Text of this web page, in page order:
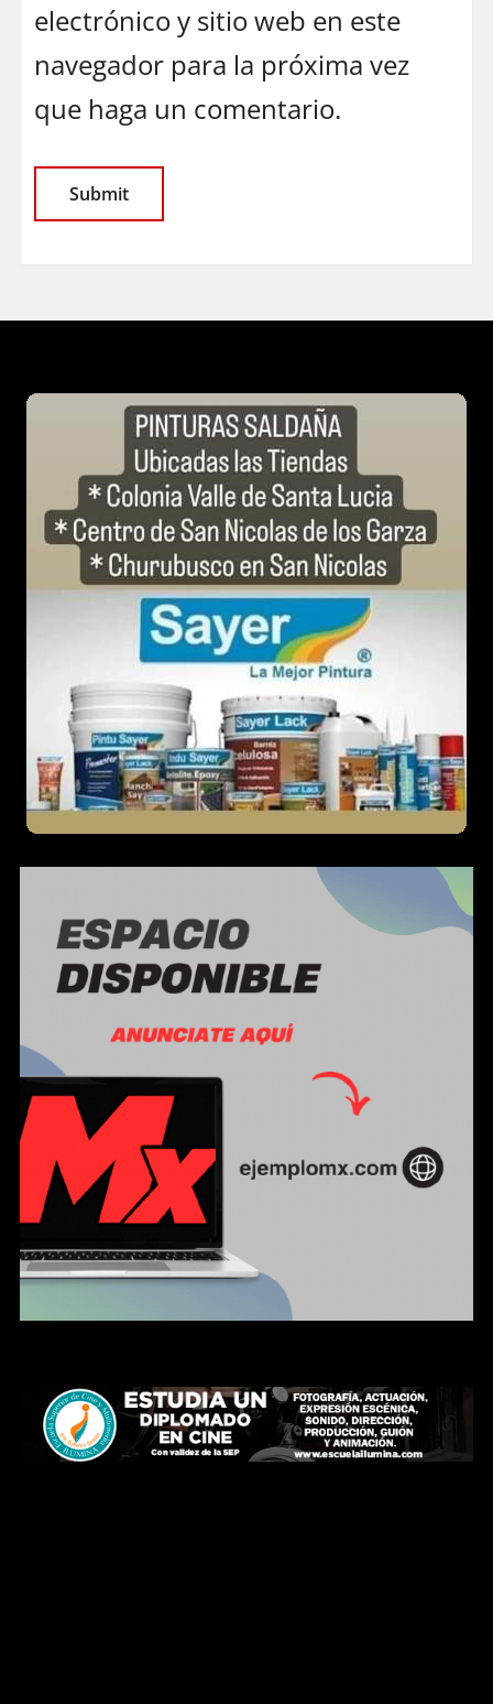
electrónico y sitio web en este
navegador para la próxima vez
que haga un comentario.